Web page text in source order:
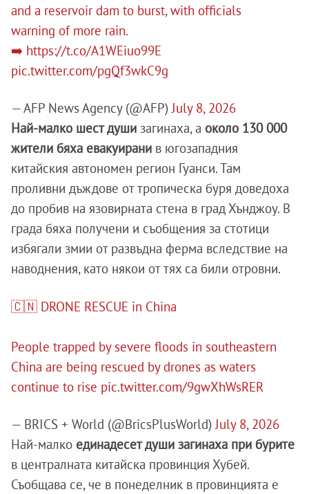
and a reservoir dam to burst, with officials
warning of more rain.
➡️ https://t.co/A1WEiuo99E
pic.twitter.com/pgQf3wkC9g
— AFP News Agency (@AFP)July 8, 2026
Най-малко шест души загинаха, а около 130 000
жители бяха евакуирани в югозападния
китайския автономен регион Гуанси. Там
проливни дъждове от тропическа буря доведоха
до пробив на язовирната стена в град Хънджоу. В
града бяха получени и съобщения за стотици
избягали змии от развъдна ферма вследствие на
наводнения, като някои от тях са били отровни.
🇨🇳 DRONE RESCUE in China
People trapped by severe floods in southeastern
China are being rescued by drones as waters
continue to rise pic.twitter.com/9gwXhWsRER
— BRICS + World (@BricsPlusWorld)July 8, 2026
Най-малко единадесет души загинаха при бурите
в централната китайска провинция Хубей.
Съобщава се, че в понеделник в провинцията е